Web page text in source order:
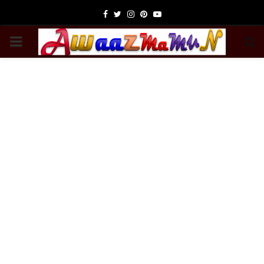
Facebook
TwitterInstagram
Pinterest
Youtube
PRIMARY